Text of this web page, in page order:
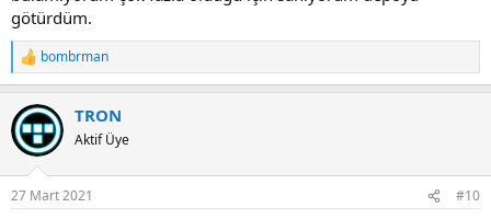
götürdüm.
R
e
c
t
i
s
bombrman
TRON
Aktif Üye
27 Mart 2021 #10